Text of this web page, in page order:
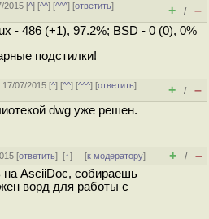
2015 [^] [^^] [^^^] [ответить]
+ / –
- 486 (+1), 97.2%; BSD - 0 (0), 0%
пoдcтилки!
17/07/2015 [^] [^^] [^^^] [ответить]
+ / –
dwg уже решен.
[ответить][↑] [к модератору] + / –
AsciiDoc, собираешь
ворд для работы с